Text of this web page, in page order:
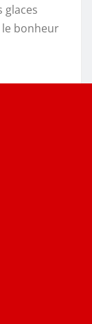
glaces
bonheur